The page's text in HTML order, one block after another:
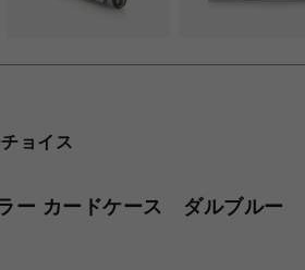
ョイス
ー カードケース ダルブルー